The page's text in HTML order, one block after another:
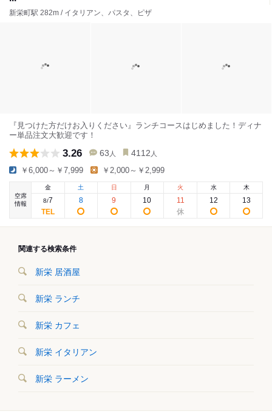
新栄町駅 282m / イタリアン、パスタ、ピザ
『見つけた方だけお入りください』ランチコースはじめました！ディナ
ー単品注文大歓迎です！
3.26 63 人 4112 人
￥6,000～￥7,999 ￥2,000～￥2,999
空席
情報
金
8/7
土
8
日
9
月
10
火
11
水
12
木
13
関連する検索条件
新栄 居酒屋
新栄 ランチ
新栄 カフェ
新栄 イタリアン
新栄 ラーメン